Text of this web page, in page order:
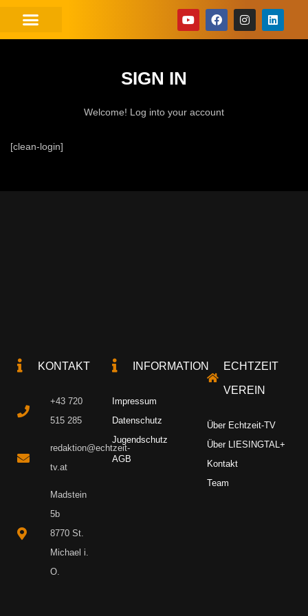
SIGN IN
Welcome! Log into your account
[clean-login]
KONTAKT
+43 720
515 285
redaktion@echtzeit-
tv.at
Madstein
5b
8770 St.
Michael i.
O.
INFORMATION
Impressum
Datenschutz
Jugendschutz
AGB
ECHTZEIT
VEREIN
Über Echtzeit-TV
Über LIESINGTAL+
Kontakt
Team